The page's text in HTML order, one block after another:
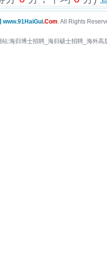
www.91HaiGui.Com. All Rights
:海归博士招聘_海归硕士招聘_海外高